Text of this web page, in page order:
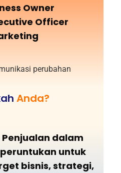
Owner
Officer
Anda?
dalam
untuk
bisnis, strategi,